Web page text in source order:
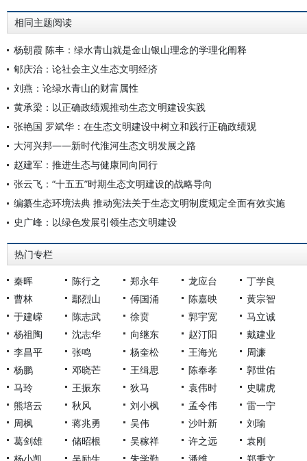
相同主题阅读
杨朝霞 陈丰：绿水青山就是金山银山理念的学理化阐释
郇庆治：论社会主义生态文明经济
刘燕：论绿水青山的财富属性
黄承梁：以正确政绩观推动生态文明建设实践
张艳国 罗斌华：在生态文明建设中树立和践行正确政绩观
大河兴邦——新时代淮河生态文明发展之路
赵建军：推进生态与健康同向同行
张云飞：“十五五”时期生态文明建设的战略导向
编纂生态环境法典 推动宪法关于生态文明制度规定全面有效实施
史广峰：以绿色发展引领生态文明建设
热门专栏
秦晖 陈行之 郑永年 龙应台
丁学良
曹林
鄢烈山 傅国涌 陈嘉映
黄宗智
于建嵘
陈志武 徐贲 郭宇宽
马立诚
杨祖陶
沈志华 向继东 赵汀阳
戴建业
李昌平
张鸣 杨奎松 王海光
周濂
杨鹏
邓晓芒 王缉思 陈奉孝
郭世佑
马玲
王振东 狄马 袁伟时
史啸虎
熊培云
秋风 刘小枫 孟令伟
雷一宁
周枫
蒋兆勇 吴伟 沙叶新
刘瑜
葛剑雄
储昭根 吴稼祥 许之远
袁刚